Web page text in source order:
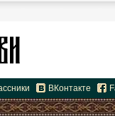
ВКонтакте